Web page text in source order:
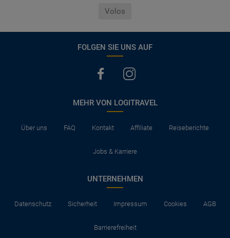
Volos
FOLGEN SIE UNS AUF
MEHR VON LOGITRAVEL
Über uns FAQ Kontakt Affiliate Reiseberichte
Jobs & Karriere
UNTERNEHMEN
Datenschutz Sicherheit Impressum Cookies AGB
Barrierefreiheit